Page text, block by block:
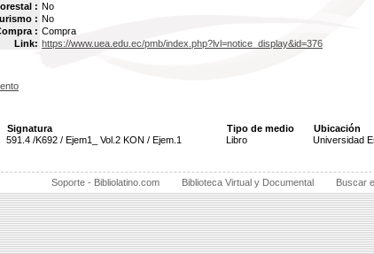
: No
: No
: Compra
Link: https://www.uea.edu.ec/pmb/index.php?lvl=notice_display&id=376
Signatura Tipo de medio Ubicación
591.4 /K692 / Ejem1_ Vol.2 KON / Ejem.1 Libro Universidad
Soporte - Bibliolatino.com Biblioteca Virtual y Documental Buscar